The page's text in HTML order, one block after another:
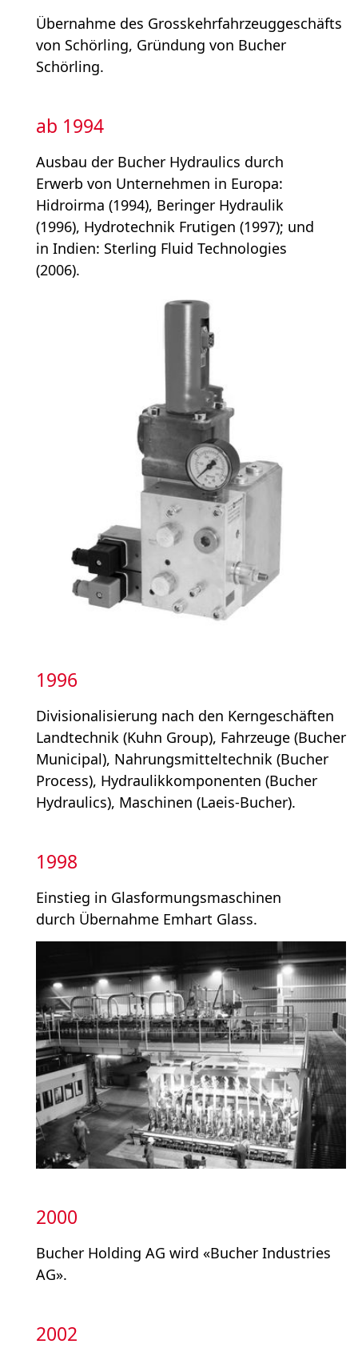
Übernahme des Gross­kehrfahr­zeuggeschäfts
von Schörling, Gründung von Bucher
Schörling.
ab 1994
Ausbau der Bucher Hydraulics durch
Erwerb von Unternehmen in Europa:
Hidroirma (1994), Beringer Hydraulik
(1996), Hydrotechnik Frutigen (1997); und
in Indien: Sterling Fluid Technologies
(2006).
1996
Divisionalisierung nach den Kerngeschäften
Landtechnik (Kuhn Group), Fahrzeuge (Bucher
Municipal), Nahrungsmitteltechnik (Bucher
Process), Hydraulik­komponenten (Bucher
Hydraulics), Maschinen (Laeis-Bucher).
1998
Einstieg in Glasformungsmaschinen
durch Übernahme Emhart Glass.
2000
Bucher Holding AG wird «Bucher Industries
AG».
2002